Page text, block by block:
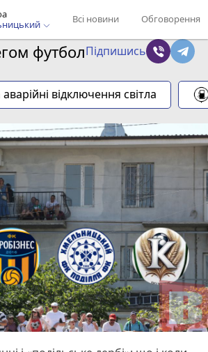
Всі новини Обговорення
футболПідпишись
відключення світла